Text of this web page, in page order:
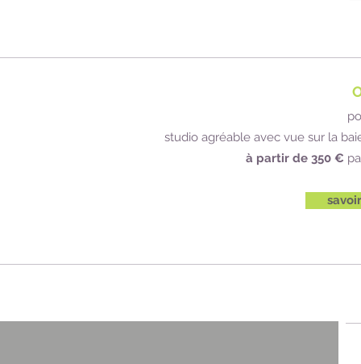
studio agréable avec vue sur la
à partir de 350 €